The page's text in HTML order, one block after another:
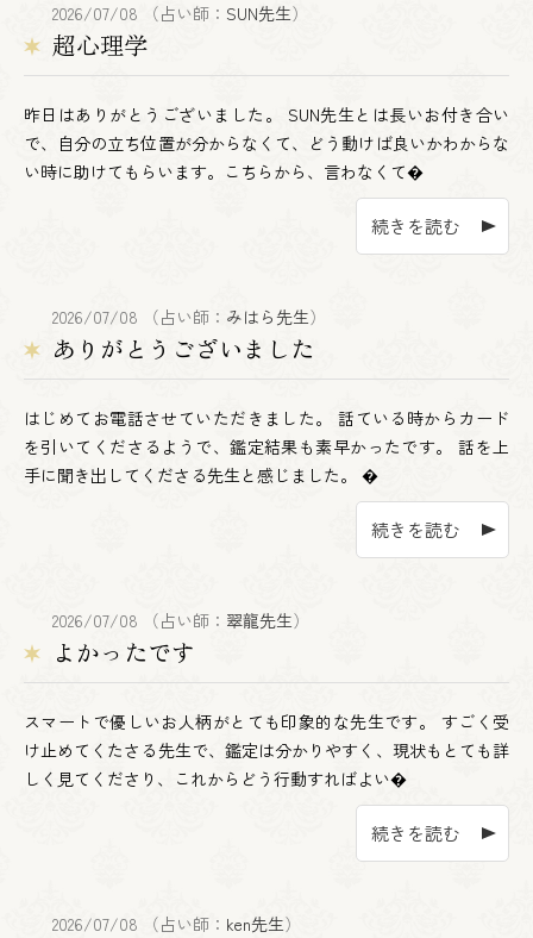
2026/07/08 （占い師： SUN先生）
超心理学
昨日はありがとうございました。 SUN先生とは長いお付き合い
で、自分の立ち位置が分からなくて、どう動けば良いかわからな
い時に助けてもらいます。こちらから、言わなくて�
続きを読む
2026/07/08 （占い師： みはら先生）
ありがとうございました
はじめてお電話させていただきました。 話ている時からカード
を引いてくださるようで、鑑定結果も素早かったです。 話を上
手に聞き出してくださる先生と感じました。 �
続きを読む
2026/07/08 （占い師： 翠龍先生）
よかったです
スマートで優しいお人柄がとても印象的な先生です。 すごく受
け止めてくたさる先生で、鑑定は分かりやすく、現状もとても詳
しく見てくださり、これからどう行動すればよい�
続きを読む
2026/07/08 （占い師： ken先生）